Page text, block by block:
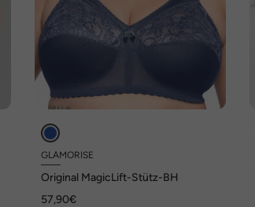
GLAMORISE
Original MagicLift-Stütz-BH
57,90€